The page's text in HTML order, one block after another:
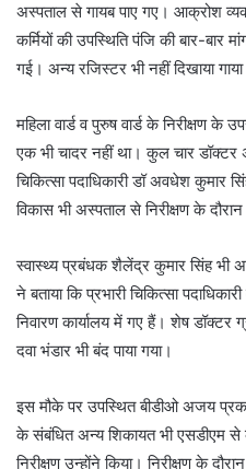
अस्पताल से गायब पाए गए। आक्रोश
कर्मियों की उपस्थिति पंजि की बार-बार
गई। अन्य रजिस्टर भी नहीं दिखाया
महिला वार्ड व पुरुष वार्ड के निरीक्षण के
एक भी चादर नहीं था। कुल चार डॉक्टर
चिकित्सा पदाधिकारी डॉ अवधेश कुमार
विकास भी अस्पताल से निरीक्षण के
स्वास्थ्य प्रबंधक शैलेंद्र कुमार सिंह भी
ने बताया कि प्रभारी चिकित्सा
निवारण कार्यालय में गए हैं। शेष डॉक्टर
दवा भंडार भी बंद पाया गया।
इस मौके पर उपस्थित बीडीओ अजय
के संबंधित अन्य शिकायत भी एसडीएम
निरीक्षण उन्होंने किया। निरीक्षण के